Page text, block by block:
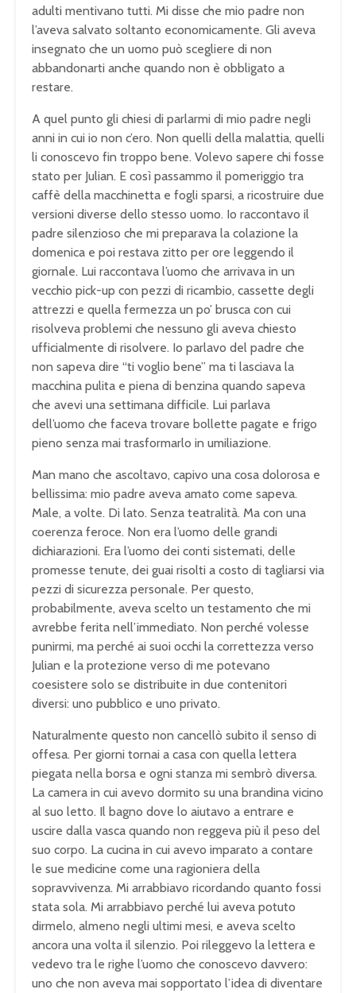
adulti mentivano tutti. Mi disse che mio padre non
l’aveva salvato soltanto economicamente. Gli aveva
insegnato che un uomo può scegliere di non
abbandonarti anche quando non è obbligato a
restare.
A quel punto gli chiesi di parlarmi di mio padre negli
anni in cui io non c’ero. Non quelli della malattia, quelli
li conoscevo fin troppo bene. Volevo sapere chi fosse
stato per Julian. E così passammo il pomeriggio tra
caffè della macchinetta e fogli sparsi, a ricostruire due
versioni diverse dello stesso uomo. Io raccontavo il
padre silenzioso che mi preparava la colazione la
domenica e poi restava zitto per ore leggendo il
giornale. Lui raccontava l’uomo che arrivava in un
vecchio pick-up con pezzi di ricambio, cassette degli
attrezzi e quella fermezza un po’ brusca con cui
risolveva problemi che nessuno gli aveva chiesto
ufficialmente di risolvere. Io parlavo del padre che
non sapeva dire “ti voglio bene” ma ti lasciava la
macchina pulita e piena di benzina quando sapeva
che avevi una settimana difficile. Lui parlava
dell’uomo che faceva trovare bollette pagate e frigo
pieno senza mai trasformarlo in umiliazione.
Man mano che ascoltavo, capivo una cosa dolorosa e
bellissima: mio padre aveva amato come sapeva.
Male, a volte. Di lato. Senza teatralità. Ma con una
coerenza feroce. Non era l’uomo delle grandi
dichiarazioni. Era l’uomo dei conti sistemati, delle
promesse tenute, dei guai risolti a costo di tagliarsi via
pezzi di sicurezza personale. Per questo,
probabilmente, aveva scelto un testamento che mi
avrebbe ferita nell’immediato. Non perché volesse
punirmi, ma perché ai suoi occhi la correttezza verso
Julian e la protezione verso di me potevano
coesistere solo se distribuite in due contenitori
diversi: uno pubblico e uno privato.
Naturalmente questo non cancellò subito il senso di
offesa. Per giorni tornai a casa con quella lettera
piegata nella borsa e ogni stanza mi sembrò diversa.
La camera in cui avevo dormito su una brandina vicino
al suo letto. Il bagno dove lo aiutavo a entrare e
uscire dalla vasca quando non reggeva più il peso del
suo corpo. La cucina in cui avevo imparato a contare
le sue medicine come una ragioniera della
sopravvivenza. Mi arrabbiavo ricordando quanto fossi
stata sola. Mi arrabbiavo perché lui aveva potuto
dirmelo, almeno negli ultimi mesi, e aveva scelto
ancora una volta il silenzio. Poi rileggevo la lettera e
vedevo tra le righe l’uomo che conoscevo davvero:
uno che non aveva mai sopportato l’idea di diventare